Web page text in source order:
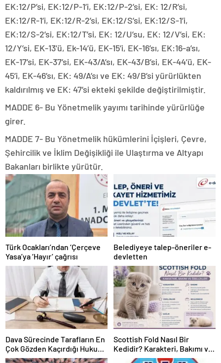
EK:12/P’si, EK:12/P-1’i, EK:12/P-2’si, EK: 12/R’si,
EK:12/R-1’i, EK:12/R-2’si, EK:12/S’si, EK:12/S-1’i,
EK:12/S-2’si, EK:12/T’si, EK: 12/U’su, EK: 12/V’si, EK:
12/Y’si, EK-13’ü, Ek-14’ü, EK-15’i, EK-16’sı, EK:16-a’sı,
EK-17’si, EK-37’si, EK-43/A’sı, EK-43/B’si, EK-44’ü, EK-
45’i, EK-46’sı, EK: 49/A’sı ve EK: 49/B’si yürürlükten
kaldırılmış ve EK: 47’si ekteki şekilde değiştirilmiştir.
MADDE 6- Bu Yönetmelik yayımı tarihinde yürürlüğe
girer.
MADDE 7- Bu Yönetmelik hükümlerini İçişleri, Çevre,
Şehircilik ve İklim Değişikliği ile Ulaştırma ve Altyapı
Bakanları birlikte yürütür.
Türk Ocakları’ndan ‘Çerçeve
Yasa’ya ‘Hayır’ çağrısı
Belediyeye talep-öneriler e-
devletten
Dava Sürecinde Tarafların En
Çok Gözden Kaçırdığı Hukuki
Ayrıntılar
Scottish Fold Nasıl Bir
Kedidir? Karakteri, Bakımı ve
Özellikleri